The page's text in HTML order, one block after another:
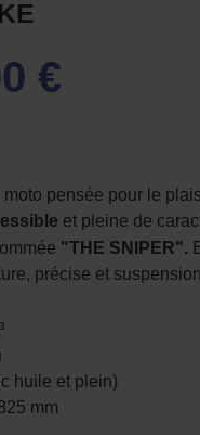
€
moto pensée pour le
et pleine de
"THE SNIPER".
précise et
huile et plein)
mm